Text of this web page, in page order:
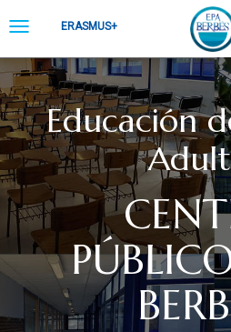
to ToggleERASMUS+
Educación